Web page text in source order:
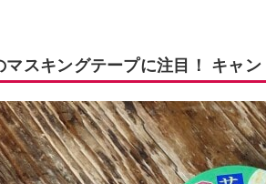
マスキングテープに注目！ キャ